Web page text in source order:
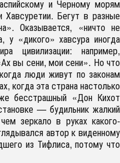
и Черному морям
Хавсуретии. Бегут в разные
Оказывается, «ничто не
у «дикого» хавсура иногда
цивилизации: например,
вы сени, мои сени». Но что
люди живут по законам
когда эта страна настолько
бесстрашный «Дон Кихот
— будильник жалкий
зеркало в руках какого-
автор к виденному
из Тифлиса, потому что